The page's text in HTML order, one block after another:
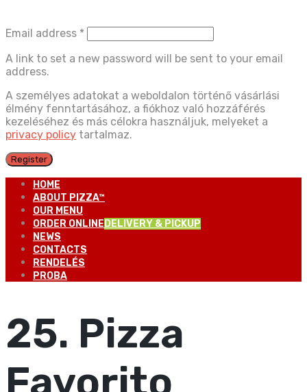
Email address *
A link to set a new password will be sent to your email
address.
A személyes adatokat a weboldalon történő vásárlási
élmény fenntartásához, a fiókhoz való hozzáférés
kezeléséhez és más célokra használjuk, melyeket a
privacy policy tartalmaz.
Register
HOME
ABOUT PIZZA™
OUR MENU
ORDER ONLINE DELIVERY & PICKUP
NEWS
CONTACTS
RENDELÉS
PROBA
25. Pizza
Favorito